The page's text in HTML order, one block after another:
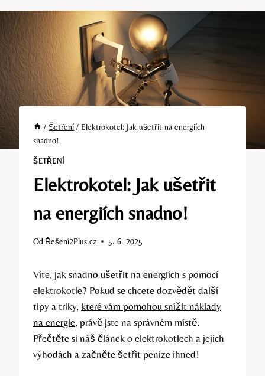
/ Šetření / Elektrokotel: Jak ušetřit na energiích
snadno!
ŠETŘENÍ
Elektrokotel: Jak ušetřit
na energiích snadno!
Od Řešení2Plus.cz 5. 6. 2025
Víte, jak snadno ušetřit na energiích s pomocí
elektrokotle? Pokud se chcete dozvědět další
tipy a triky, které vám pomohou snížit náklady
na energie, právě jste na správném místě.
Přečtěte si náš článek o elektrokotlech a jejich
výhodách a začněte šetřit peníze ihned!